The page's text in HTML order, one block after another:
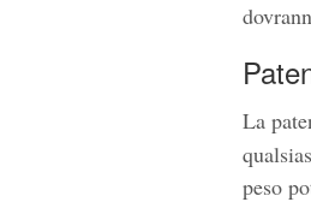
La
peso